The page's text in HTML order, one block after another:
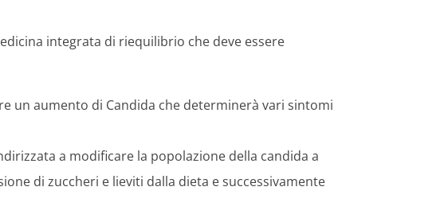
integrata di riequilibrio che deve essere
un aumento di Candida che determinerà vari sintomi
a modificare la popolazione della candida a
di zuccheri e lieviti dalla dieta e successivamente